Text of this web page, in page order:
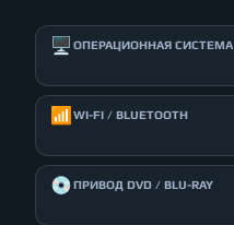
🖥️ ОПЕРАЦИОННАЯ СИСТЕМА
📶 WI-FI / BLUETOOTH
💿ПРИВОД DVD / BLU-RAY